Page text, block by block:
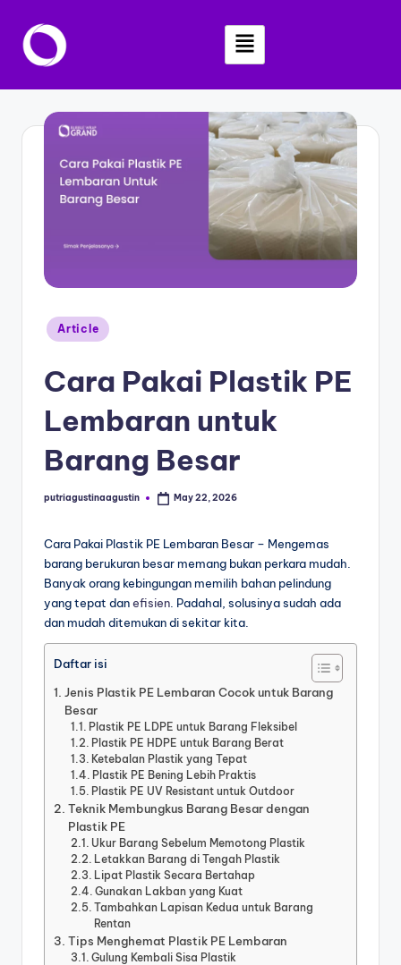
Skip
Article
Cara Pakai Plastik PE
Lembaran untuk
Barang Besar
putriagustinaagustin May 22, 2026
Cara Pakai Plastik PE Lembaran Besar – Mengemas
barang berukuran besar memang bukan perkara mudah.
Banyak orang kebingungan memilih bahan pelindung
yang tepat danefisien . Padahal, solusinya sudah ada
dan mudah ditemukan di sekitar kita.
Daftar isi
Jenis Plastik PE Lembaran Cocok untuk Barang
Besar
Plastik PE LDPE untuk Barang Fleksibel
Plastik PE HDPE untuk Barang Berat
Ketebalan Plastik yang Tepat
Plastik PE Bening Lebih Praktis
Plastik PE UV Resistant untuk Outdoor
Teknik Membungkus Barang Besar dengan
Plastik PE
Ukur Barang Sebelum Memotong Plastik
Letakkan Barang di Tengah Plastik
Lipat Plastik Secara Bertahap
Gunakan Lakban yang Kuat
Tambahkan Lapisan Kedua untuk Barang
Rentan
Tips Menghemat Plastik PE Lembaran
Gulung Kembali Sisa Plastik